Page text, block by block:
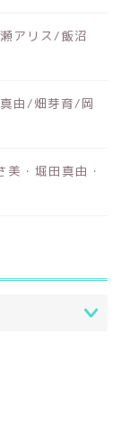
アリス/飯沼
真由/畑芽育/岡
美・堀田真由・